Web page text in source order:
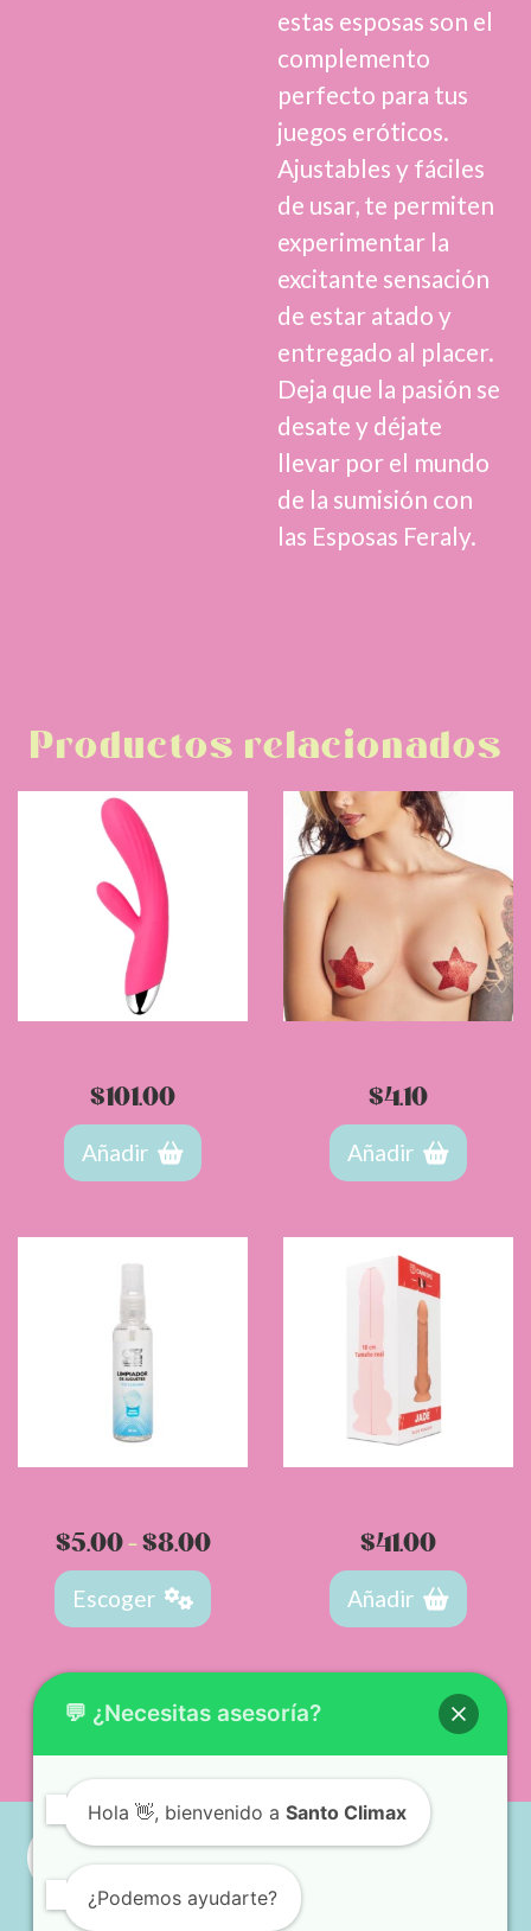
estas esposas son el
complemento
perfecto para tus
juegos eróticos.
Ajustables y fáciles
de usar, te permiten
experimentar la
excitante sensación
de estar atado y
entregado al placer.
Deja que la pasión se
desate y déjate
llevar por el mundo
de la sumisión con
las Esposas Feraly.
Productos relacionados
$101.00
Añadir
$4.10
Añadir
$5.00-$8.00Rango
de
precios:
$5.00
$8.00
Escoger
$41.00
Añadir
💬 ¿Necesitas asesoría?
Hola 👋, bienvenido a Santo Climax
¿Podemos ayudarte?